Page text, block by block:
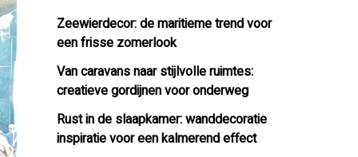
Zeewierdecor: de maritieme trend voor
een frisse zomerlook
Van caravans naar stijlvolle ruimtes:
creatieve gordijnen voor onderweg
Rust in de slaapkamer: wanddecoratie
inspiratie voor een kalmerend effect